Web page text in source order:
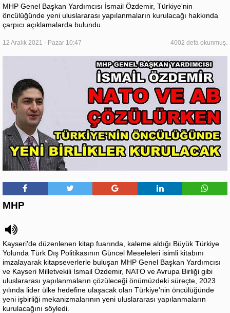
MHP Genel Başkan Yardımcısı İsmail Özdemir, Türkiye'nin
öncülüğünde yeni uluslararası yapılanmaların kurulacağı hakkında
çarpıcı açıklamalarda bulundu.
12 Aralık 2021 - Pazar 10:47 4002 defa okunmuş.
MHP
Kayseri'de düzenlenen kitap fuarında, kaleme aldığı Büyük Türkiye
Yolunda Türk Dış Politikasının Güncel Meseleleri isimli kitabını
imzalayarak kitapseverlerle buluşan MHP Genel Başkan Yardımcısı
ve Kayseri Milletvekili İsmail Özdemir, NATO ve Avrupa Birliği gibi
uluslararası yapılanmaların çözüleceği önümüzdeki süreçte, 2023
yılında lider ülke hedefine ulaşacak olan Türkiye'nin öncülüğünde
yeni işbirliği mekanizmalarının yeni uluslararası yapılanmaların
kurulacağını söyledi.